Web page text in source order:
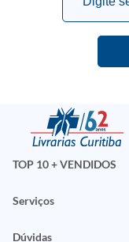
TOP 10 + VENDIDOS
Serviços
Dúvidas